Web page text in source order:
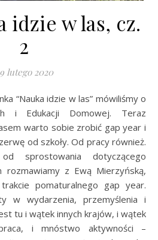
idzie w las, cz.
2
lutego 2020
i Edukacji Domowej. Teraz
warto sobie zrobić gap year i
od szkoły. Od pracy również.
sprostowania dotyczącego
rozmawiamy z Ewą Mierzyńską,
pomaturalnego gap year.
w wydarzenia, przemyślenia i
tu i wątek innych krajów, i wątek
i mnóstwo aktywności –